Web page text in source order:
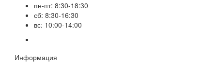
пн-пт: 8:30-18:30
сб: 8:30-16:30
вс: 10:00-14:00
Информация